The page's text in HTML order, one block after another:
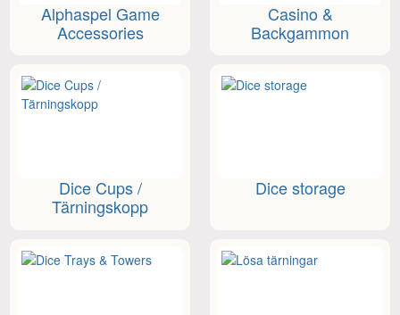
Alphaspel Game
Accessories
Casino &
Backgammon
Dice Cups /
Tärningskopp
Dice storage